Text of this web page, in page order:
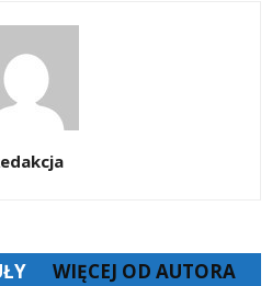
WIĘCEJ OD AUTORA